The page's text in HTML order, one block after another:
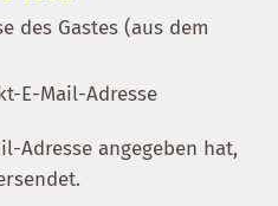
des Gastes (aus dem
E-Mail-Adresse
Adresse angegeben hat,